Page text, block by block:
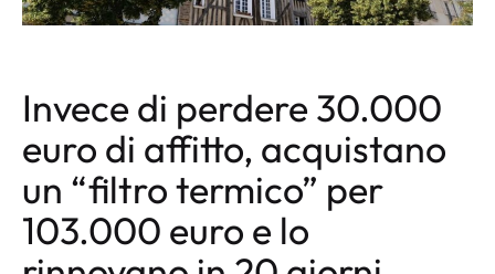
Invece di perdere 30.000
euro di affitto, acquistano
un “filtro termico” per
103.000 euro e lo